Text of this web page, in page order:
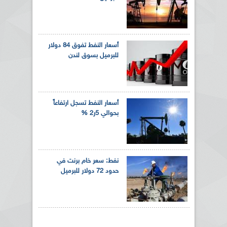
أسعار النفط تفوق 84 دولار
للبرميل بسوق لندن
أسعار النفط تسجل ارتفاعاً
بحوالي 5ر2 %
نفط: سعر خام برنت في
حدود 72 دولار للبرميل